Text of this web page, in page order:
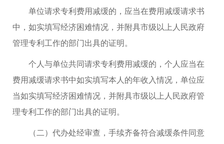
单位请求专利费用减缓的，应当在费用减缓请求书
中，如实填写经济困难情况，并附具市级以上人民政府
管理专利工作的部门出具的证明。
个人与单位共同请求专利费用减缓的，个人应当在
费用减缓请求书中如实填写本人的年收入情况，单位应
当如实填写经济困难情况，并附具市级以上人民政府管
理专利工作的部门出具的证明。
（二）代办处经审查，手续齐备符合减缓条件同意